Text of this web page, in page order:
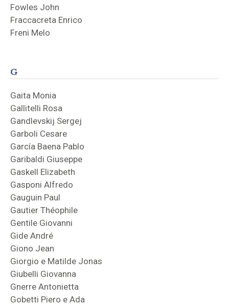
Fowles John
Fraccacreta Enrico
Freni Melo
G
Gaita Monia
Gallitelli Rosa
Gandlevskij Sergej
Garboli Cesare
García Baena Pablo
Garibaldi Giuseppe
Gaskell Elizabeth
Gasponi Alfredo
Gauguin Paul
Gautier Théophile
Gentile Giovanni
Gide André
Giono Jean
Giorgio e Matilde Jonas
Giubelli Giovanna
Gnerre Antonietta
Gobetti Piero e Ada